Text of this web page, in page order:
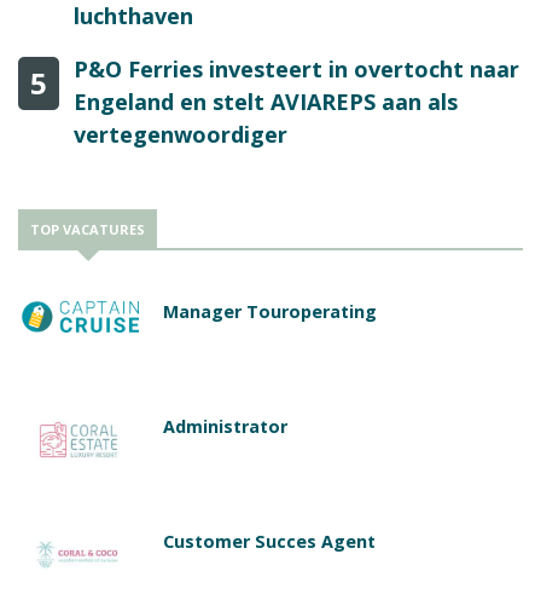
luchthaven
5
P&O Ferries investeert in overtocht naar
Engeland en stelt AVIAREPS aan als
vertegenwoordiger
TOP VACATURES
Manager Touroperating
Administrator
Customer Succes Agent